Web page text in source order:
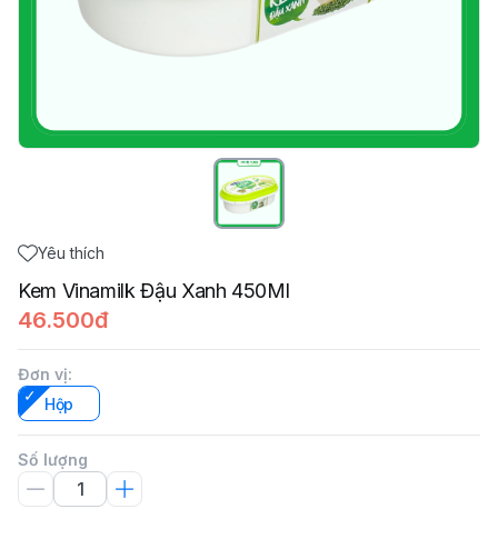
Yêu thích
Kem Vinamilk Đậu Xanh 450Ml
46.500đ
Đơn vị:
Hộp
Số lượng